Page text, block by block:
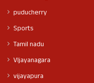
puducherry
Sports
Tamil nadu
VIjayanagara
vijayapura